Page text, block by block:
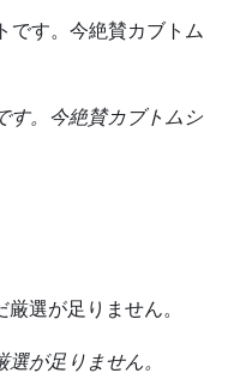
す。今絶賛カブトムシ
が足りません。